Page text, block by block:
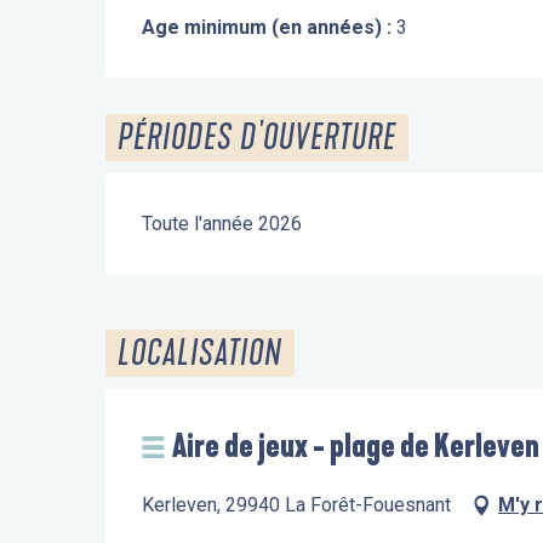
Age minimum (en années) : 3
PÉRIODES D'OUVERTURE
Toute l'année 2026
LOCALISATION
Aire de jeux - plage de Kerleven
Kerleven, 29940 La Forêt-Fouesnant M'y